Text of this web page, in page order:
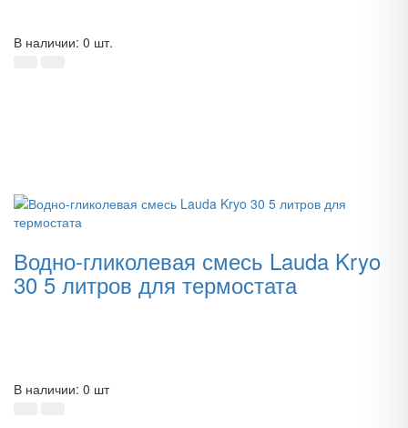
В наличии: 0 шт.
Водно-гликолевая смесь Lauda Kryo
30 5 литров для термостата
В наличии: 0 шт